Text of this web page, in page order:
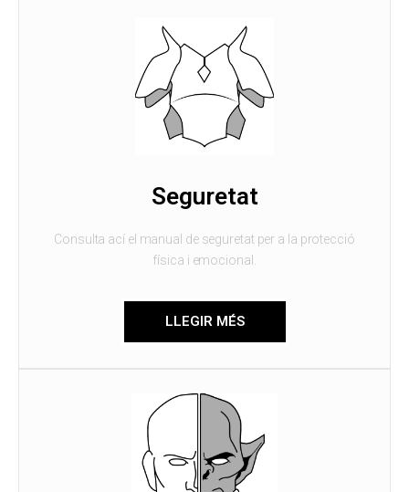
Seguretat
Consulta ací el manual de seguretat per a la protecció
física i emocional.
LLEGIR MÉS